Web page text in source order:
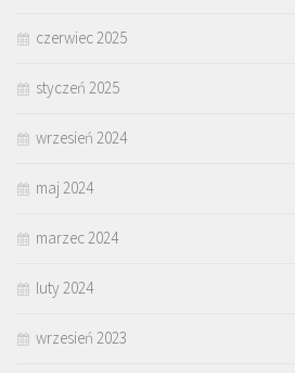
czerwiec 2025
styczeń 2025
wrzesień 2024
maj 2024
marzec 2024
luty 2024
wrzesień 2023